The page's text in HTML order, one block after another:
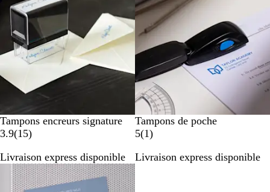
Tampons encreurs signature
3.9(15a
i
s
)
Livraison express disponible
Tampons de poche
5(1A
i
)
Livraison express disponible